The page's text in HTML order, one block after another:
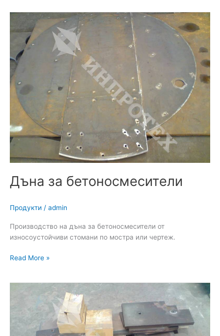
Дъна за бетоносмесители
Продукти / admin
Производство на дъна за бетоносмесители от
износоустойчиви стомани по мостра или чертеж.
Дъна
бетоносмесители
Read More »